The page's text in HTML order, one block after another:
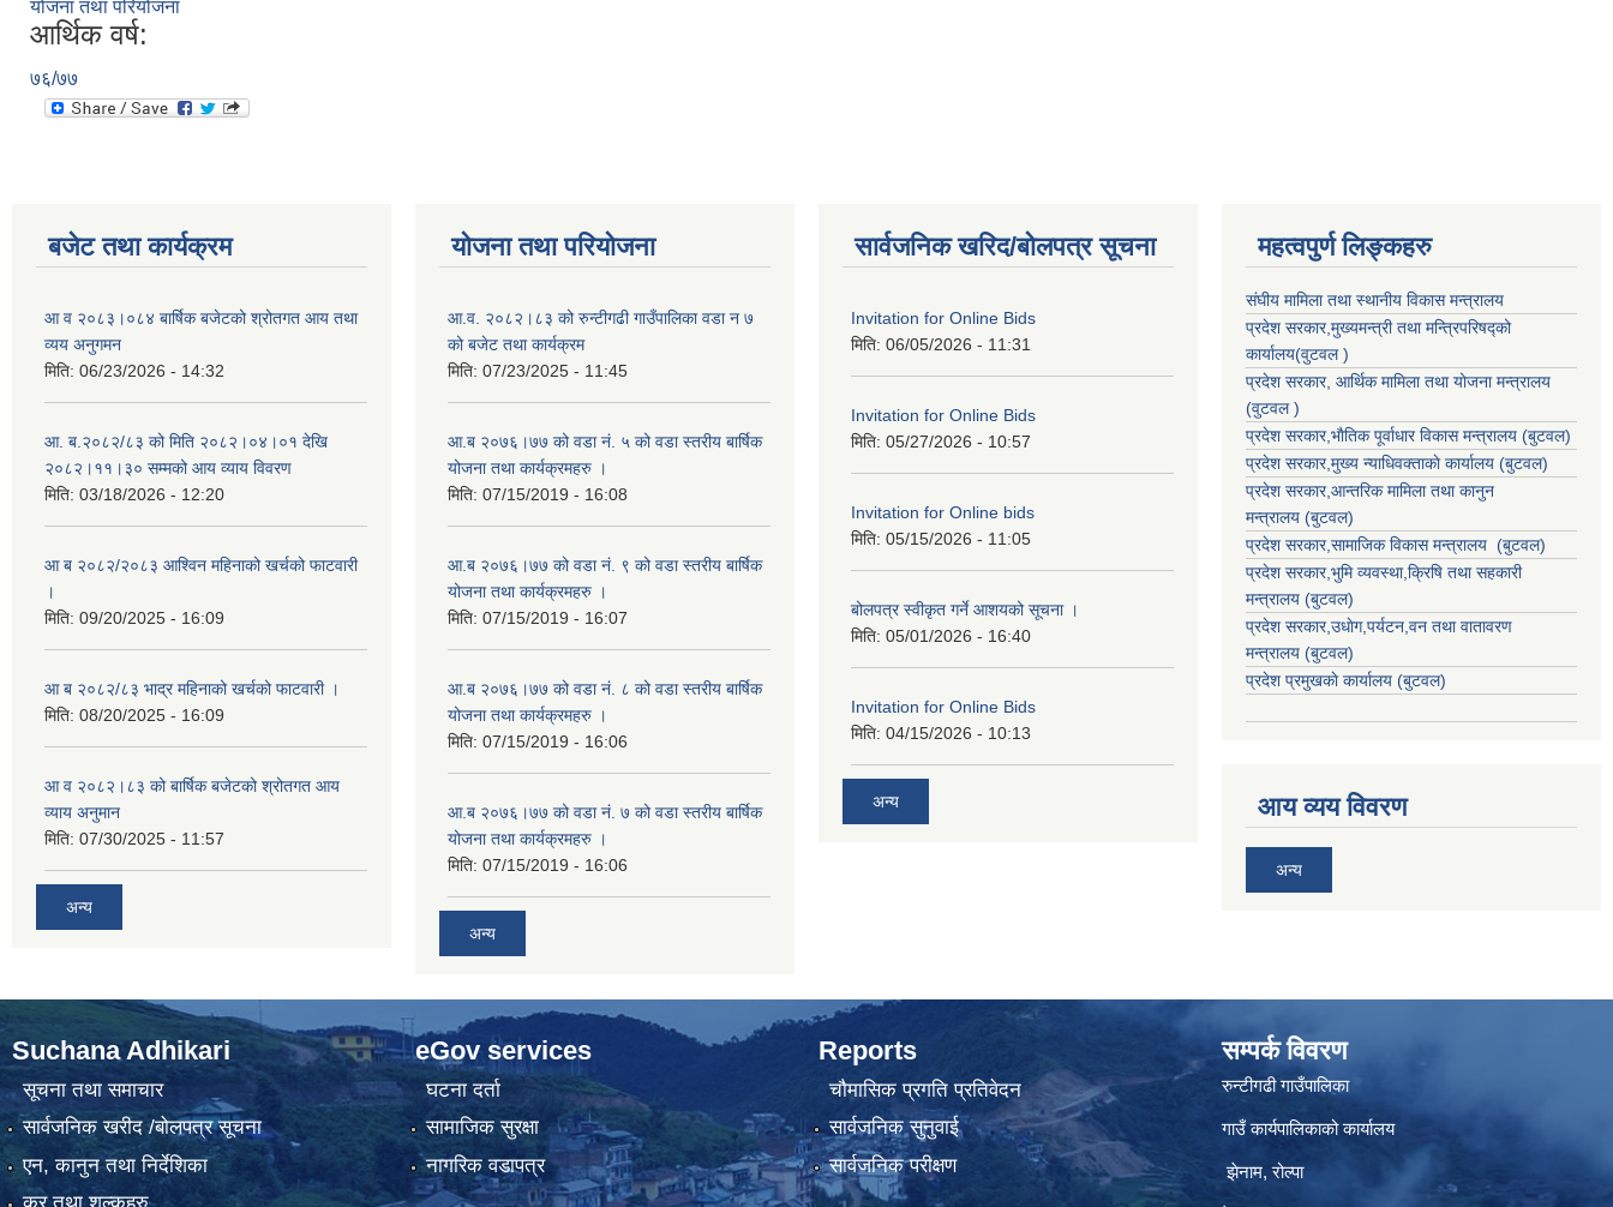
योजना तथा परियोजना
आर्थिक वर्ष:
७६/७७
बजेट तथा कार्यक्रम
आ व २०८३।०८४ बार्षिक बजेटको श्रोतगत आय तथा
व्यय अनुगमन
मिति: 06/23/2026 - 14:32
आ. ब.२०८२/८३ को मिति २०८२।०४।०१ देखि
२०८२।११।३० सम्मको आय व्याय विवरण
मिति: 03/18/2026 - 12:20
आ ब २०८२/२०८३ आश्विन महिनाको खर्चको फाटवारी
।
मिति: 09/20/2025 - 16:09
आ ब २०८२/८३ भाद्र महिनाको खर्चको फाटवारी ।
मिति: 08/20/2025 - 16:09
आ व २०८२।८३ को बार्षिक बजेटको श्रोतगत आय
व्याय अनुमान
मिति: 07/30/2025 - 11:57
अन्य
योजना तथा परियोजना
आ.व. २०८२।८३ को रुन्टीगढी गाउँपालिका वडा न ७
को बजेट तथा कार्यक्रम
मिति: 07/23/2025 - 11:45
आ.ब २०७६।७७ को वडा नं. ५ को वडा स्तरीय बार्षिक
योजना तथा कार्यक्रमहरु ।
मिति: 07/15/2019 - 16:08
आ.ब २०७६।७७ को वडा नं. ९ को वडा स्तरीय बार्षिक
योजना तथा कार्यक्रमहरु ।
मिति: 07/15/2019 - 16:07
आ.ब २०७६।७७ को वडा नं. ८ को वडा स्तरीय बार्षिक
योजना तथा कार्यक्रमहरु ।
मिति: 07/15/2019 - 16:06
आ.ब २०७६।७७ को वडा नं. ७ को वडा स्तरीय बार्षिक
योजना तथा कार्यक्रमहरु ।
मिति: 07/15/2019 - 16:06
अन्य
सार्वजनिक खरिद/बोलपत्र सूचना
Invitation for Online Bids
मिति: 06/05/2026 - 11:31
Invitation for Online Bids
मिति: 05/27/2026 - 10:57
Invitation for Online bids
मिति: 05/15/2026 - 11:05
बोलपत्र स्वीकृत गर्ने आशयको सूचना ।
मिति: 05/01/2026 - 16:40
Invitation for Online Bids
मिति: 04/15/2026 - 10:13
अन्य
महत्वपुर्ण लिङ्कहरु
संघीय मामिला तथा स्थानीय विकास मन्त्रालय
प्रदेश सरकार,मुख्यमन्त्री तथा मन्त्रिपरिषद्को
कार्यालय(वुटवल )
प्रदेश सरकार, आर्थिक मामिला तथा योजना मन्त्रालय
(वुटवल )
प्रदेश सरकार,भाैतिक पूर्वाधार विकास मन्त्रालय (बुटवल)
प्रदेश सरकार,मुख्य न्याधिवक्ताकाे कार्यालय (बुटवल)
प्रदेश सरकार,आन्तरिक मामिला तथा कानुन
मन्त्रालय (बुटवल)
प्रदेश सरकार,सामाजिक विकास मन्त्रालय (बुटवल)
प्रदेश सरकार,भुमि व्यवस्था,क्रिषि तथा सहकारी
मन्त्रालय (बुटवल)
प्रदेश सरकार,उधाेग,पर्यटन,वन तथा वातावरण
मन्त्रालय (बुटवल)
प्रदेश प्रमुखकाे कार्यालय (बुटवल)
आय व्यय विवरण
अन्य
Suchana Adhikari
सूचना तथा समाचार
सार्वजनिक खरीद /बोलपत्र सूचना
एन, कानुन तथा निर्देशिका
eGov services
घटना दर्ता
सामाजिक सुरक्षा
नागरिक वडापत्र
Reports
चौमासिक प्रगति प्रतिवेदन
सार्वजनिक सुनुवाई
सार्वजनिक परीक्षण
सम्पर्क विवरण
रुन्टीगढी गाउँपालिका
गाउँ कार्यपालिकाको कार्यालय
झेनाम, रोल्पा